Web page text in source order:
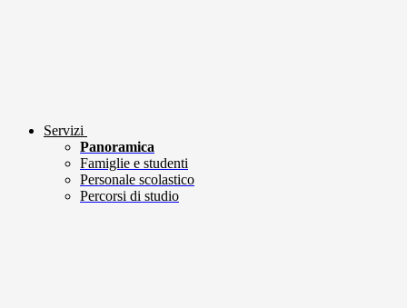
Servizi
Panoramica
Famiglie e studenti
Personale scolastico
Percorsi di studio